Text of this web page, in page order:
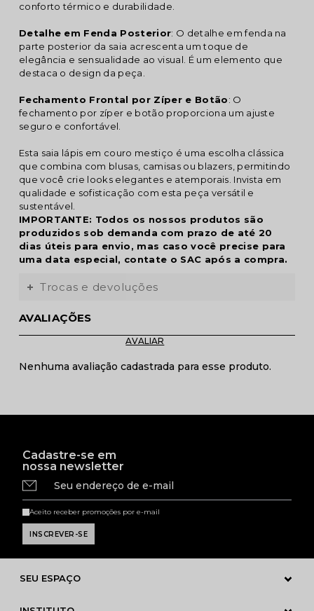
conforto térmico e durabilidade.
Detalhe em Fenda Posterior: O detalhe em fenda na
parte posterior da saia acrescenta um toque de
elegância e sensualidade ao visual. É um elemento que
destaca o design da peça.
Fechamento Frontal por Zíper e Botão: O
fechamento por zíper e botão proporciona um ajuste
seguro e confortável.
Esta saia lápis em couro mestiço é uma escolha clássica
que combina com blusas, camisas ou blazers, permitindo
que você crie looks elegantes e atemporais. Invista em
qualidade e sofisticação com esta peça versátil e
sustentável.
IMPORTANTE: Todos os nossos produtos são
produzidos sob demanda com prazo de até 20
dias úteis para envio, mas caso você precise para
uma data especial, contate o SAC após a compra.
Trocas e devoluções
AVALIAÇÕES
Nenhuma avaliação cadastrada para esse produto.
Cadastre-se em
nossa newsletter
Seu endereço de e-mail
Aceito receber promoções por e-mail
SEU ESPAÇO